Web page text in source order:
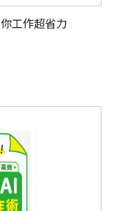
工作超省力